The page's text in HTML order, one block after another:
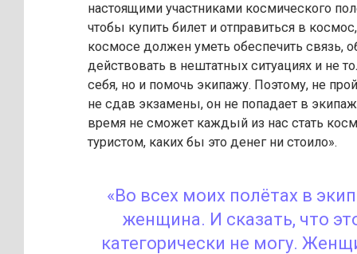
настоящими участниками космического
чтобы купить билет и отправиться в
космосе должен уметь обеспечить связь,
действовать в нештатных ситуациях и не
себя, но и помочь экипажу. Поэтому, не
не сдав экзамены, он не попадает в
время не сможет каждый из нас стать
туристом, каких бы это денег ни стоило».
«Во всех моих полётах в
женщина. И сказать, что
категорически не могу.